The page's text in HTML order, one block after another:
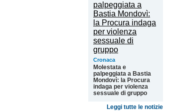
Cronaca
Molestata e
palpeggiata a Bastia
Mondovì: la Procura
indaga per violenza
sessuale di gruppo
Leggi tutte le notizie